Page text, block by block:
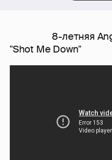
8-летняя
"Shot Me Down"